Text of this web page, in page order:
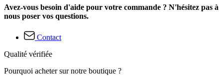
Avez-vous besoin d'aide pour votre commande ? N'hésitez pas à
nous poser vos questions.
Contact
Qualité vérifiée
Pourquoi acheter sur notre boutique ?